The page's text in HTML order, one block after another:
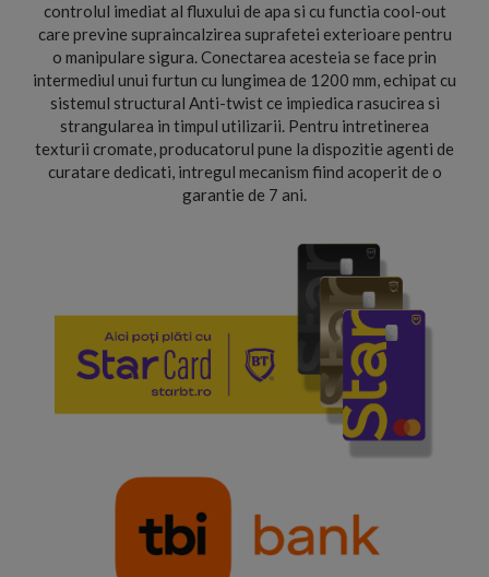
controlul imediat al fluxului de apa si cu functia cool-out
care previne supraincalzirea suprafetei exterioare pentru
o manipulare sigura. Conectarea acesteia se face prin
intermediul unui furtun cu lungimea de 1200 mm, echipat cu
sistemul structural Anti-twist ce impiedica rasucirea si
strangularea in timpul utilizarii. Pentru intretinerea
texturii cromate, producatorul pune la dispozitie agenti de
curatare dedicati, intregul mecanism fiind acoperit de o
garantie de 7 ani.